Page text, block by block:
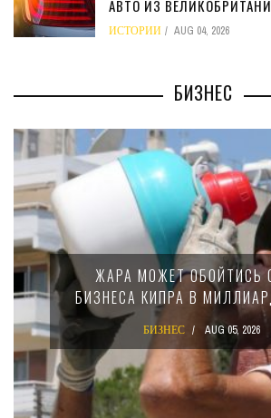
АВТО ИЗ
ИСТОРИИ AUG 04, 2026
БИЗНЕС
ЖАРА МОЖЕТ ОБОЙТИСЬ
БИЗНЕСА КИПРА В
БИЗНЕС AUG 05, 2026